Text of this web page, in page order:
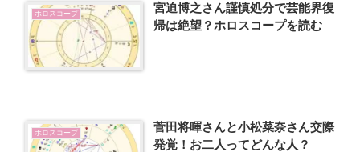
ホロスコープ
宮迫博之さん謹慎処分で芸能界復
帰は絶望？ホロスコープを読む
ホロスコープ
菅田将暉さんと小松菜奈さん交際
発覚！お二人ってどんな人？